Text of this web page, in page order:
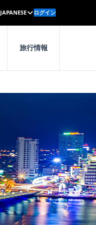
JAPANESE ログイン
旅行情報